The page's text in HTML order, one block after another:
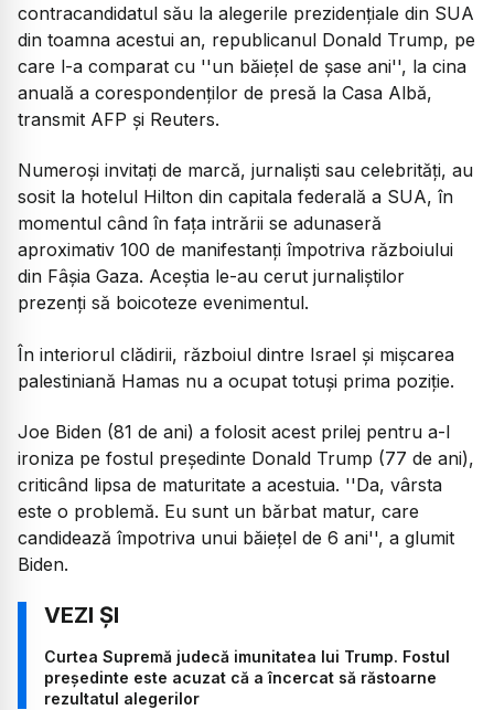
contracandidatul său la alegerile prezidenţiale din SUA
din toamna acestui an, republicanul Donald Trump, pe
care l-a comparat cu ''un băieţel de şase ani'', la cina
anuală a corespondenţilor de presă la Casa Albă,
transmit AFP şi Reuters.
Numeroşi invitaţi de marcă, jurnalişti sau celebrităţi, au
sosit la hotelul Hilton din capitala federală a SUA, în
momentul când în faţa intrării se adunaseră
aproximativ 100 de manifestanţi împotriva războiului
din Fâşia Gaza. Aceştia le-au cerut jurnaliştilor
prezenţi să boicoteze evenimentul.
În interiorul clădirii, războiul dintre Israel şi mişcarea
palestiniană Hamas nu a ocupat totuşi prima poziţie.
Joe Biden (81 de ani) a folosit acest prilej pentru a-l
ironiza pe fostul preşedinte Donald Trump (77 de ani),
criticând lipsa de maturitate a acestuia. ''Da, vârsta
este o problemă. Eu sunt un bărbat matur, care
candidează împotriva unui băieţel de 6 ani'', a glumit
Biden.
Curtea Supremă judecă imunitatea lui Trump. Fostul
președinte este acuzat că a încercat să răstoarne
rezultatul alegerilor